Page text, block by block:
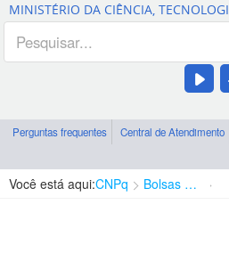
MINISTÉRIO DA CIÊNCIA,
Perguntas frequentes Central de Atendimento
Você está aqui:CNPq Bolsas e Auxílios Vigentes